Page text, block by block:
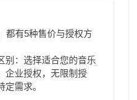
都有5种售价与授权方
别：选择适合您的音乐
企业授权，无限制授
需求。